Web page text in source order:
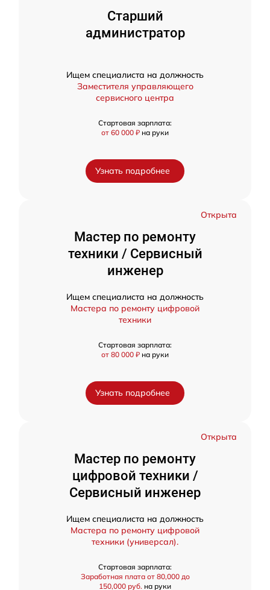
Старший
администратор
Ищем специалиста на должность
Заместителя управляющего
сервисного центра
Стартовая зарплата:
от 60 000 ₽ на руки
Узнать подробнее
Открыта
Мастер по ремонту
техники / Сервисный
инженер
Ищем специалиста на должность
Мастера по ремонту цифровой
техники
Стартовая зарплата:
от 80 000 ₽ на руки
Узнать подробнее
Открыта
Мастер по ремонту
цифровой техники /
Сервисный инженер
Ищем специалиста на должность
Мастера по ремонту цифровой
техники (универсал).
Стартовая зарплата:
Заработная плата от 80,000 до
150,000 руб. на руки